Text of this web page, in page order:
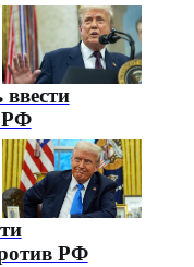
РФ
РФ